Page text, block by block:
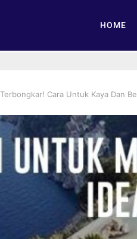
HOME
Terbongkar! Cara Untuk Kaya Dan